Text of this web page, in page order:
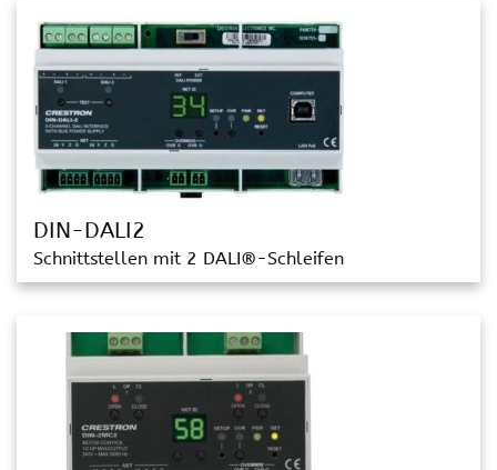
DIN-DALI2
Schnittstellen mit 2 DALI®-Schleifen